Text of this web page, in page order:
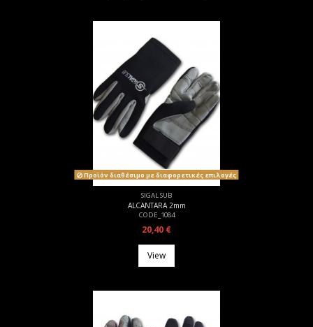
Προϊόν διαθέσιμο με διαφορετικές επιλογές
SIGAL SUB
ALCANTARA 2mm
CODE_1084
20,40 €
View